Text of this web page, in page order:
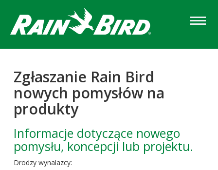
main
content
Zgłaszanie Rain Bird
nowych pomysłów na
produkty
Informacje dotyczące nowego
pomysłu, koncepcji lub projektu.
Drodzy wynalazcy: